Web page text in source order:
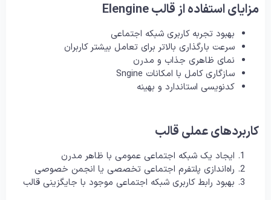
مزایای استفاده از قالب Elengine
بهبود تجربه کاربری شبکه اجتماعی
سرعت بارگذاری بالاتر برای تعامل بیشتر کاربران
نمای ظاهری جذاب و مدرن
سازگاری کامل با امکانات Sngine
کدنویسی استاندارد و بهینه
کاربردهای عملی قالب
ایجاد یک شبکه اجتماعی عمومی با ظاهر مدرن
راه‌اندازی پلتفرم اجتماعی تخصصی یا انجمن خصوصی
بهبود رابط کاربری شبکه اجتماعی موجود با جایگزینی قالب